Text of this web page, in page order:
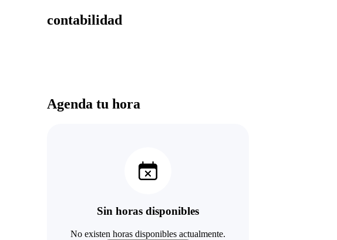
contabilidad
Agenda tu hora
Sin horas disponibles
No existen horas disponibles actualmente.